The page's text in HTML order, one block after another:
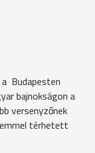
Budapesten
bajnokságon a
versenyzőnek
térhetett